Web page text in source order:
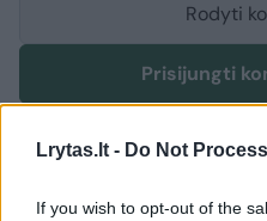
Lrytas.lt - Do Not
If you wish to opt-out of the
Rodyti
Prisijungti